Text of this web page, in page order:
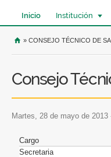
Inicio Institución
USTED SE
» CONSEJO TÉCNICO DE
Consejo
martes, 28 de mayo de 2013
Cargo
Secretaria